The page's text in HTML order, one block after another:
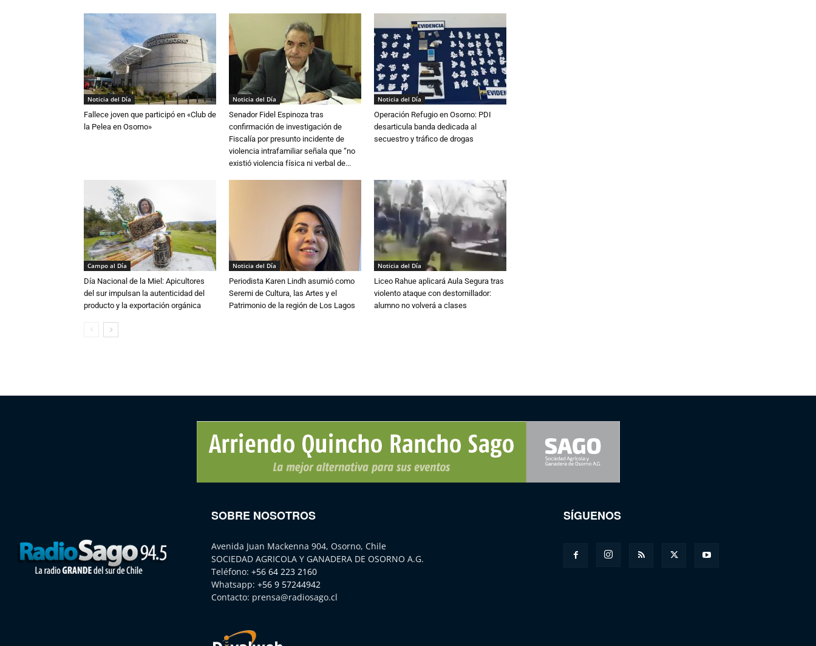
Noticia del Día
Fallece joven que participó en «Club de
la Pelea en Osorno»
Noticia del Día
Senador Fidel Espinoza tras
confirmación de investigación de
Fiscalía por presunto incidente de
violencia intrafamiliar señala que “no
existió violencia física ni verbal de...
Noticia del Día
Operación Refugio en Osorno: PDI
desarticula banda dedicada al
secuestro y tráfico de drogas
Campo al Día
Día Nacional de la Miel: Apicultores
del sur impulsan la autenticidad del
producto y la exportación orgánica
Noticia del Día
Periodista Karen Lindh asumió como
Seremi de Cultura, las Artes y el
Patrimonio de la región de Los Lagos
Noticia del Día
Liceo Rahue aplicará Aula Segura tras
violento ataque con destornillador:
alumno no volverá a clases
SOBRE NOSOTROS
Avenida Juan Mackenna 904, Osorno, Chile
SOCIEDAD AGRICOLA Y GANADERA DE OSORNO A.G.
Teléfono: +56 64 223 2160
Whatsapp: +56 9 57244942
Contacto: prensa@radiosago.cl
SÍGUENOS